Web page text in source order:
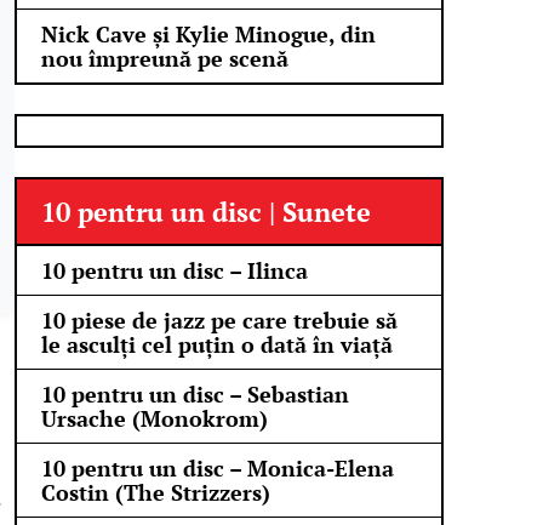
Nick Cave și Kylie Minogue, din
nou împreună pe scenă
10 pentru un disc | Sunete
10 pentru un disc – Ilinca
10 piese de jazz pe care trebuie să
le asculți cel puțin o dată în viață
10 pentru un disc – Sebastian
Ursache (Monokrom)
10 pentru un disc – Monica-Elena
Costin (The Strizzers)